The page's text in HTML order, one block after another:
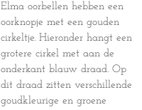
Elma oorbellen hebben een
oorknopje met een gouden
cirkeltje. Hieronder hangt een
grotere cirkel met aan de
onderkant blauw draad. Op
dit draad zitten verschillende
goudkleurige en groene